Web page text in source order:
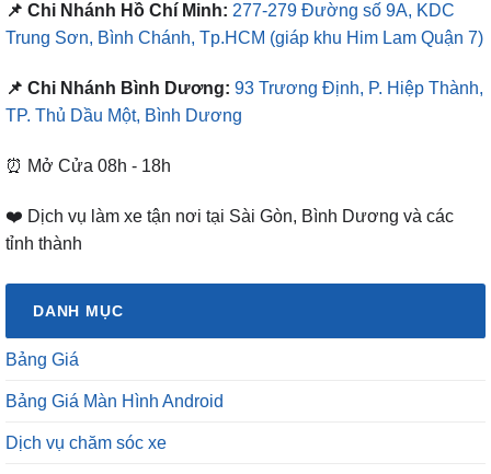
📌 Chi Nhánh Hồ Chí Minh: 277-279 Đường số 9A, KDC
Trung Sơn, Bình Chánh, Tp.HCM (giáp khu Him Lam Quận 7)
📌 Chi Nhánh Bình Dương: 93 Trương Định, P. Hiệp Thành,
TP. Thủ Dầu Một, Bình Dương
⏰ Mở Cửa 08h - 18h
❤️ Dịch vụ làm xe tận nơi tại Sài Gòn, Bình Dương và các
tỉnh thành
DANH MỤC
Bảng Giá
Bảng Giá Màn Hình Android
Dịch vụ chăm sóc xe